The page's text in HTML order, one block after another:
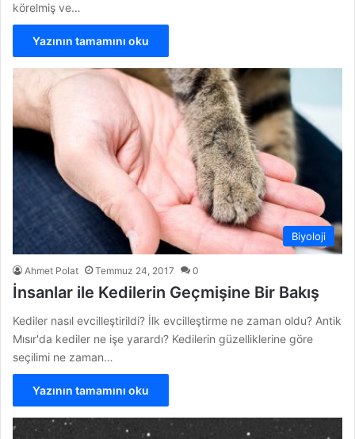
körelmiş ve…
Yazının tamamını oku
Biyoloji
Ahmet Polat Temmuz 24, 2017 0
İnsanlar ile Kedilerin Geçmişine Bir Bakış
Kediler nasıl evcilleştirildi? İlk evcilleştirme ne zaman oldu? Antik
Mısır'da kediler ne işe yarardı? Kedilerin güzelliklerine göre
seçilimi ne zaman…
Yazının tamamını oku